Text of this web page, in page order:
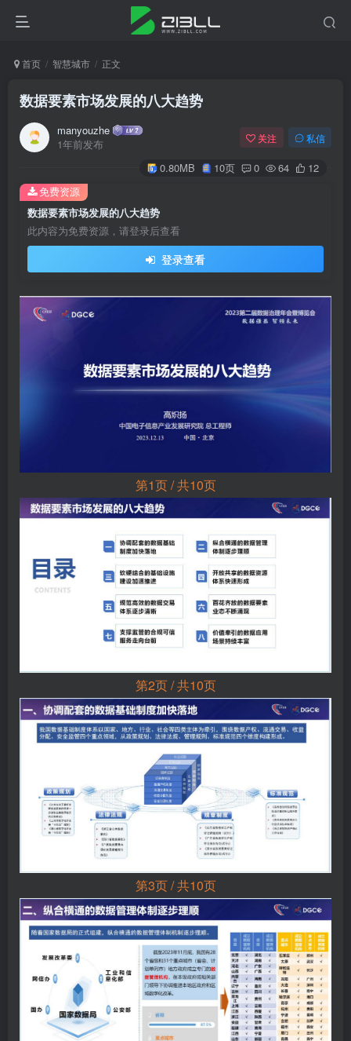
首页 智慧城市 正文
数据要素市场发展的八大趋势
manyouzhe
1年前发布
关注 私信
0.80MB 10页 0 64 12
数据要素市场发展的八大趋势
此内容为免费资源，请登录后查看
登录查看
免费资源
第1页 / 共10页
第2页 / 共10页
第3页 / 共10页